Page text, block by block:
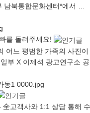
남북통합문화센터*에서 …
를 돌려주세요!
어느 평범한 가족의 사진
부 X 이제석 광고연구소
고객사와 1:1 상담 통해